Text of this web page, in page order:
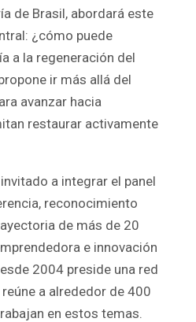
de Brasil, abordará este
¿cómo puede
a la regeneración del
ir más allá del
avanzar hacia
restaurar activamente
a integrar el panel
reconocimiento
de más de 20
e innovación
2004 preside una red
a alrededor de 400
en estos temas.